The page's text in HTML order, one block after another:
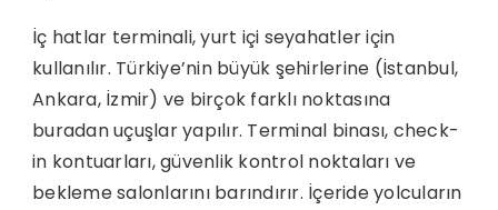
İç hatlar terminali, yurt içi seyahatler için
kullanılır. Türkiye’nin büyük şehirlerine (İstanbul,
Ankara, İzmir) ve birçok farklı noktasına
buradan uçuşlar yapılır. Terminal binası, check-
in kontuarları, güvenlik kontrol noktaları ve
bekleme salonlarını barındırır. İçeride yolcuların